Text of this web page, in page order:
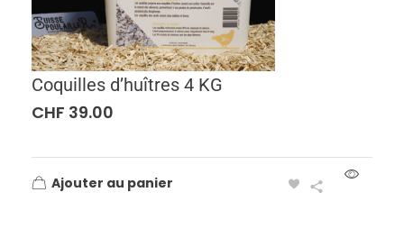
Coquilles d’huîtres 4 KG
CHF 39.00
Ajouter au panier